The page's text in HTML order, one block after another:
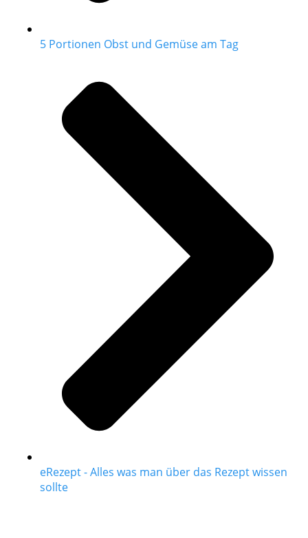
5 Portionen Obst und Gemüse am Tag
eRezept - Alles was man über das Rezept wissen
sollte